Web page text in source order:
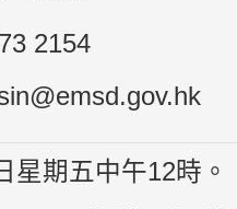
2154
星期五中午12時。